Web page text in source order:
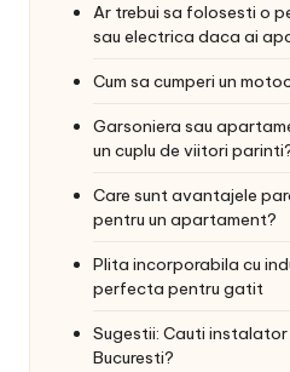
Ar trebui sa folosesti o
sau electrica daca ai
Cum sa cumperi un
Garsoniera sau
un cuplu de viitori
Care sunt avantajele
pentru un apartament?
Plita incorporabila cu
perfecta pentru gatit
Sugestii: Cauti
Bucuresti?